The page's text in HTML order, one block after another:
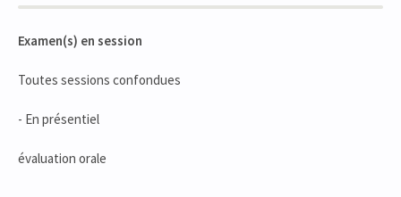
Examen(s) en session
Toutes sessions confondues
- En présentiel
évaluation orale